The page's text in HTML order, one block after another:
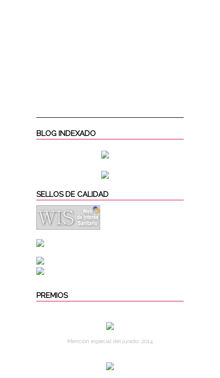
BLOG INDEXADO
SELLOS DE CALIDAD
PREMIOS
Mención especial del jurado. 2014